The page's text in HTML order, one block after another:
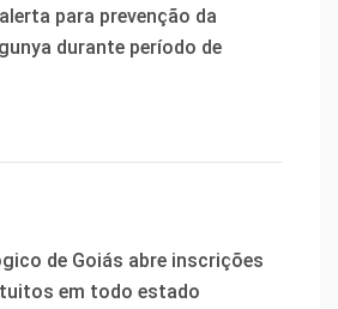
para prevenção da
durante período de
de Goiás abre inscrições
em todo estado